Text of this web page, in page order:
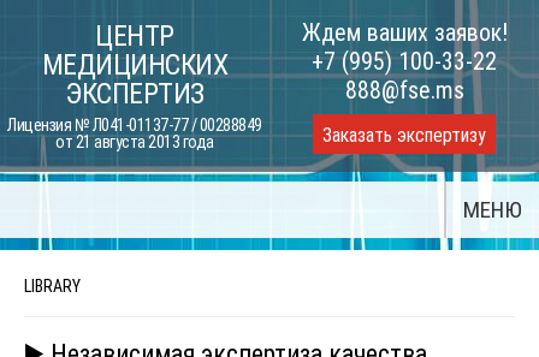
content
ЦЕНТР
МЕДИЦИНСКИХ
ЭКСПЕРТИЗ
Лицензия № Л041-01137-77 / 00288849
от 21 августа 2013 года
Ждем ваших заявок!
+7 (995) 100-33-22
888@fse.ms
Заказать экспертизу
МЕНЮ
LIBRARY